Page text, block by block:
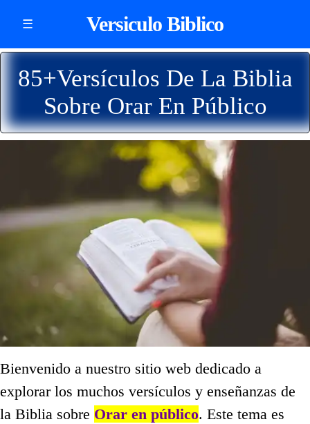
☰ Versiculo Biblico
85+Versículos De La Biblia
Sobre Orar En Público
Bienvenido a nuestro sitio web dedicado a
explorar los muchos versículos y enseñanzas de
la Biblia sobre Orar en público. Este tema es